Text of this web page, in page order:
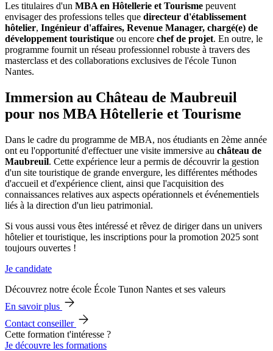
Les titulaires d'un MBA en Hôtellerie et Tourisme peuvent
envisager des professions telles que directeur d'établissement
hôtelier, Ingénieur d'affaires, Revenue Manager, chargé(e) de
développement touristique ou encore chef de projet. En outre, le
programme fournit un réseau professionnel robuste à travers des
masterclass et des collaborations exclusives de l'école Tunon
Nantes.
Immersion au Château de Maubreuil
pour nos MBA Hôtellerie et Tourisme
Dans le cadre du programme de MBA, nos étudiants en 2ème année
ont eu l'opportunité d'effectuer une visite immersive au château de
Maubreuil. Cette expérience leur a permis de découvrir la gestion
d'un site touristique de grande envergure, les différentes méthodes
d'accueil et d'expérience client, ainsi que l'acquisition des
connaissances relatives aux aspects opérationnels et événementiels
liés à la direction d'un lieu patrimonial.
Si vous aussi vous êtes intéressé et rêvez de diriger dans un univers
hôtelier et touristique, les inscriptions pour la promotion 2025 sont
toujours ouvertes !
Je candidate
Découvrez notre école École Tunon Nantes et ses valeurs
En savoir plus
Contact conseiller
Cette formation t'intéresse ?
Je découvre les formations